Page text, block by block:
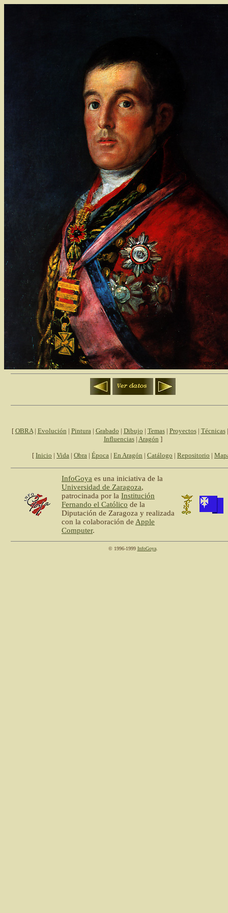
[ OBRA| Evolución | Pintura| Grabado | Dibujo | Temas| Proyectos| Técnicas
Influencias| Aragón ]
[ Inicio | Vida | Obra | Época | En Aragón | Catálogo | Repositorio |
InfoGoya es una iniciativa de la
Universidad de Zaragoza,
patrocinada por la Institución
Fernando el Católico de la
Diputación de Zaragoza y realizada
con la colaboración de Apple
Computer.
© 1996-1999 InfoGoya.